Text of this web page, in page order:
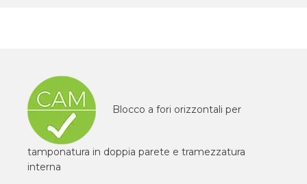
Blocco a fori orizzontali per
tamponatura in doppia parete e tramezzatura
interna